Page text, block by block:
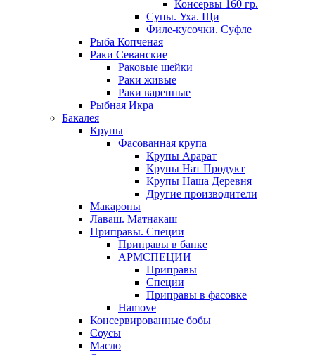
Консервы 160 гр.
Супы. Уха. Щи
Филе-кусочки. Суфле
Рыба Копченая
Раки Севанские
Раковые шейки
Раки живые
Раки варенные
Рыбная Икра
Бакалея
Крупы
Фасованная крупа
Крупы Арарат
Крупы Нат Продукт
Крупы Наша Деревня
Другие производители
Макароны
Лаваш. Матнакаш
Приправы. Специи
Приправы в банке
АРМСПЕЦИИ
Приправы
Специи
Приправы в фасовке
Hamove
Консервированные бобы
Соусы
Масло